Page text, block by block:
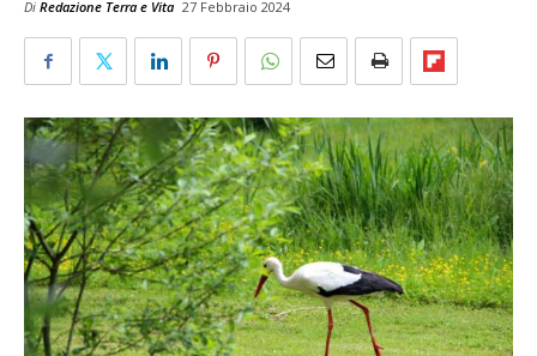
Di Redazione Terra e Vita 27 Febbraio 2024